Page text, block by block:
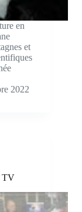
en
et
2022
TV